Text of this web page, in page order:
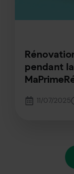
pendant
11/07/2025